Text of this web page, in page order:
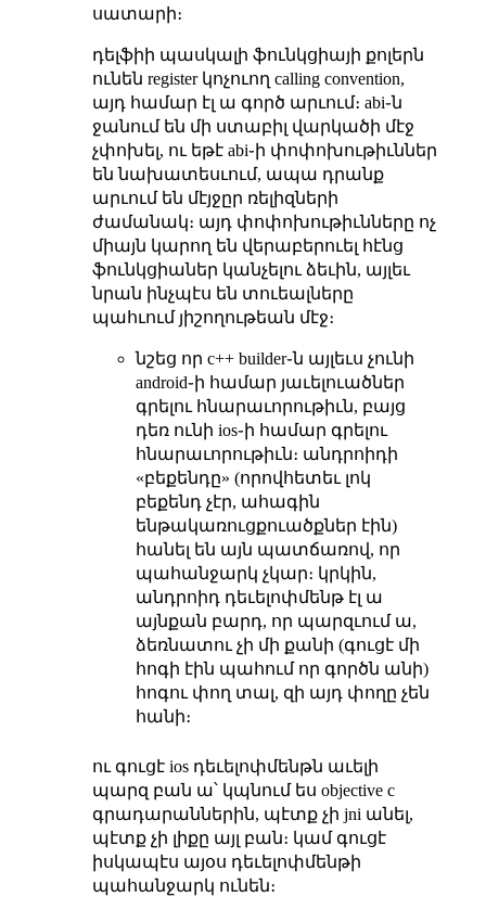
սատարի։
դելֆիի պասկալի ֆունկցիայի քոլերն
ունեն register կոչուող calling convention,
այդ համար էլ ա գործ արւում։ abi֊ն
ջանում են մի ստաբիլ վարկածի մէջ
չփոխել, ու եթէ abi֊ի փոփոխութիւններ
են նախատեսւում, ապա դրանք
արւում են մէյջըր ռելիզների
ժամանակ։ այդ փոփոխութիւնները ոչ
միայն կարող են վերաբերուել հէնց
ֆունկցիաներ կանչելու ձեւին, այլեւ
նրան ինչպէս են տուեալները
պահւում յիշողութեան մէջ։
նշեց որ c++ builder֊ն այլեւս չունի
android֊ի համար յաւելուածներ
գրելու հնարաւորութիւն, բայց
դեռ ունի ios֊ի համար գրելու
հնարաւորութիւն։ անդրոիդի
«բեքենդը» (որովհետեւ լոկ
բեքենդ չէր, ահագին
ենթակառուցքուածքներ էին)
հանել են այն պատճառով, որ
պահանջարկ չկար։ կրկին,
անդրոիդ դեւելոփմենթ էլ ա
այնքան բարդ, որ պարզւում ա,
ձեռնատու չի մի քանի (գուցէ մի
հոգի էին պահում որ գործն անի)
հոգու փող տալ, զի այդ փողը չեն
հանի։
ու գուցէ ios դեւելոփմենթն աւելի
պարզ բան ա՝ կպնում ես objective c
գրադարաններին, պէտք չի jni անել,
պէտք չի լիքը այլ բան։ կամ գուցէ
իսկապէս այօս դեւելոփմենթի
պահանջարկ ունեն։